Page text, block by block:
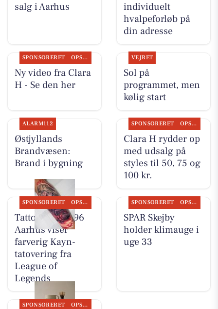
salg i Aarhus
individuelt
hvalpeforløb på
din adresse
SPONSORERET OPSLAGSTAVLEN
Ny video fra Clara
H - Se den her
VEJRET
Sol på
programmet, men
kølig start
ALARM112
Østjyllands
Brandvæsen:
Brand i bygning
SPONSORERET OPSLAGSTAVLEN
Clara H rydder op
med udsalg på
styles til 50, 75 og
100 kr.
SPONSORERET OPSLAGSTAVLEN
Tattoo Studio 96
Aarhus viser
farverig Kayn-
tatovering fra
League of
Legends
SPONSORERET OPSLAGSTAVLEN
SPAR Skejby
holder klimauge i
uge 33
SPONSORERET OPSLAGSTAVLEN